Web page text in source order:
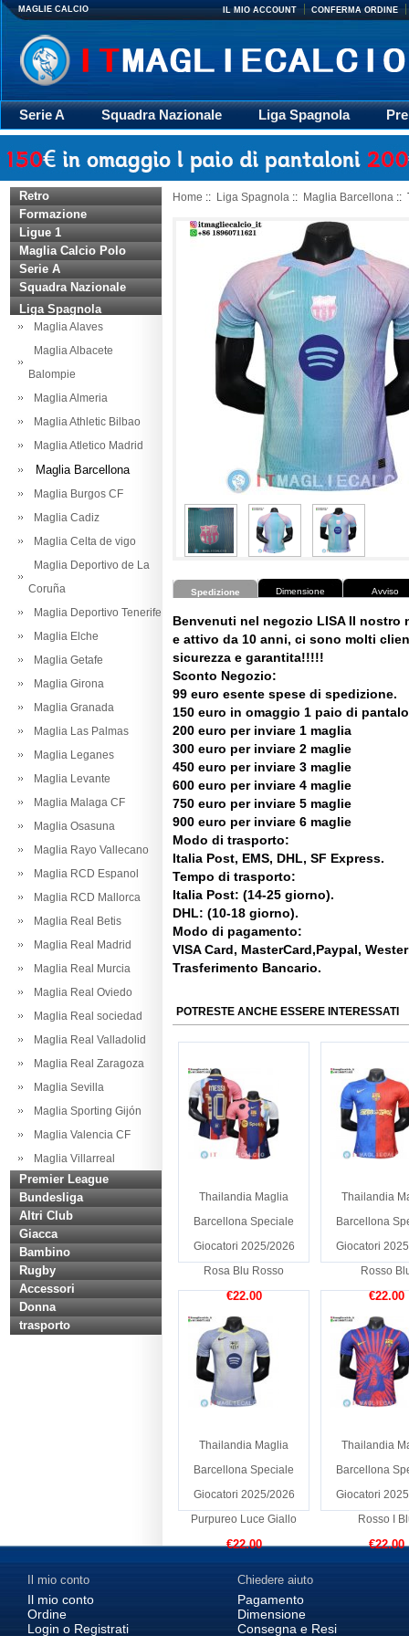
MAGLIE CALCIO IL MIO ACCOUNT CONFERMA ORDINE
Serie A Squadra Nazionale Liga Spagnola
Retro
Formazione
Ligue 1
Maglia Calcio Polo
Serie A
Squadra Nazionale
Liga Spagnola
Maglia Alaves
Maglia Albacete
Balompie
Maglia Almeria
Maglia Athletic Bilbao
Maglia Atletico Madrid
Maglia Barcellona
Maglia Burgos CF
Maglia Cadiz
Maglia Celta de vigo
Maglia Deportivo de La
Coruña
Maglia Deportivo Tenerife
Maglia Elche
Maglia Getafe
Maglia Girona
Maglia Granada
Maglia Las Palmas
Maglia Leganes
Maglia Levante
Maglia Malaga CF
Maglia Osasuna
Maglia Rayo Vallecano
Maglia RCD Espanol
Maglia RCD Mallorca
Maglia Real Betis
Maglia Real Madrid
Maglia Real Murcia
Maglia Real Oviedo
Maglia Real sociedad
Maglia Real Valladolid
Maglia Real Zaragoza
Maglia Sevilla
Maglia Sporting Gijón
Maglia Valencia CF
Maglia Villarreal
Premier League
Bundesliga
Altri Club
Giacca
Bambino
Rugby
Accessori
Donna
trasporto
Home :: Liga Spagnola :: Maglia Barcellona ::
Spedizione Dimensione Avviso
Benvenuti nel negozio LISA Il nostro
e attivo da 10 anni, ci sono molti
sicurezza e garantita!!!!!
Sconto Negozio:
99 euro esente spese di spedizione.
150 euro in omaggio 1 paio di
200 euro per inviare 1 maglia
300 euro per inviare 2 maglie
450 euro per inviare 3 maglie
600 euro per inviare 4 maglie
750 euro per inviare 5 maglie
900 euro per inviare 6 maglie
Modo di trasporto:
Italia Post, EMS, DHL, SF Express.
Tempo di trasporto:
Italia Post: (14-25 giorno).
DHL: (10-18 giorno).
Modo di pagamento:
VISA Card, MasterCard,Paypal,
Trasferimento Bancario.
POTRESTE ANCHE ESSERE INTERESSATI
Thailandia Maglia
Barcellona Speciale
Giocatori 2025/2026
Rosa Blu Rosso
€22.00
Thailandia
Barcellona
Giocatori
Rosso
€22.00
Thailandia Maglia
Barcellona Speciale
Giocatori 2025/2026
Purpureo Luce Giallo
€22.00
Thailandia
Barcellona
Giocatori
Rosso I
€22.00
Il mio conto
Il mio conto
Ordine
Login o Registrati
Chiedere aiuto
Pagamento
Dimensione
Consegna e Resi